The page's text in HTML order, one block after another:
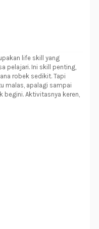
life skill yang
pelajari. Ini skill penting,
robek sedikit. Tapi
malas, apalagi sampai
begini. Aktivitasnya keren,